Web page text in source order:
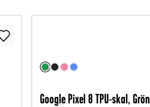
Google Pixel 8 TPU-skal, Grön